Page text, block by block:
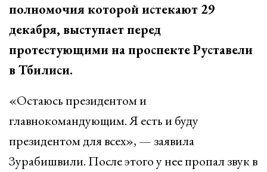
полномочия которой истекают 29
декабря, выступает перед
протестующими на проспекте Руставели
в Тбилиси.
«Остаюсь президентом и
главнокомандующим. Я есть и буду
президентом для всех», — заявила
Зурабишвили. После этого у нее пропал звук в